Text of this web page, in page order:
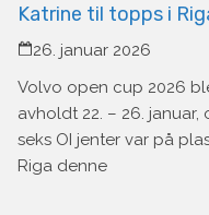
Katrine til topps i
26. januar 2026
Volvo open cup 2026
avholdt 22. – 26. januar,
seks OI jenter var på
Riga denne